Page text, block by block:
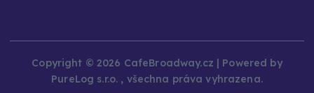
Copyright © 2026 CafeBroadway.cz | Powered by
PureLog s.r.o. , všechna práva vyhrazena.